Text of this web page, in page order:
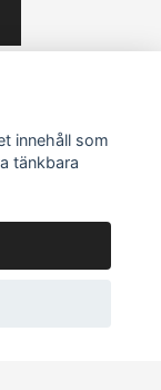
innehåll som
tänkbara